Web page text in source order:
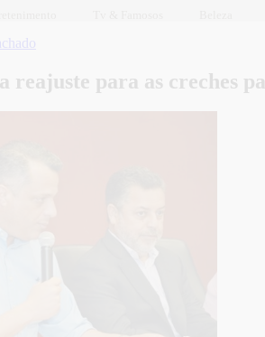
reajuste para as creches